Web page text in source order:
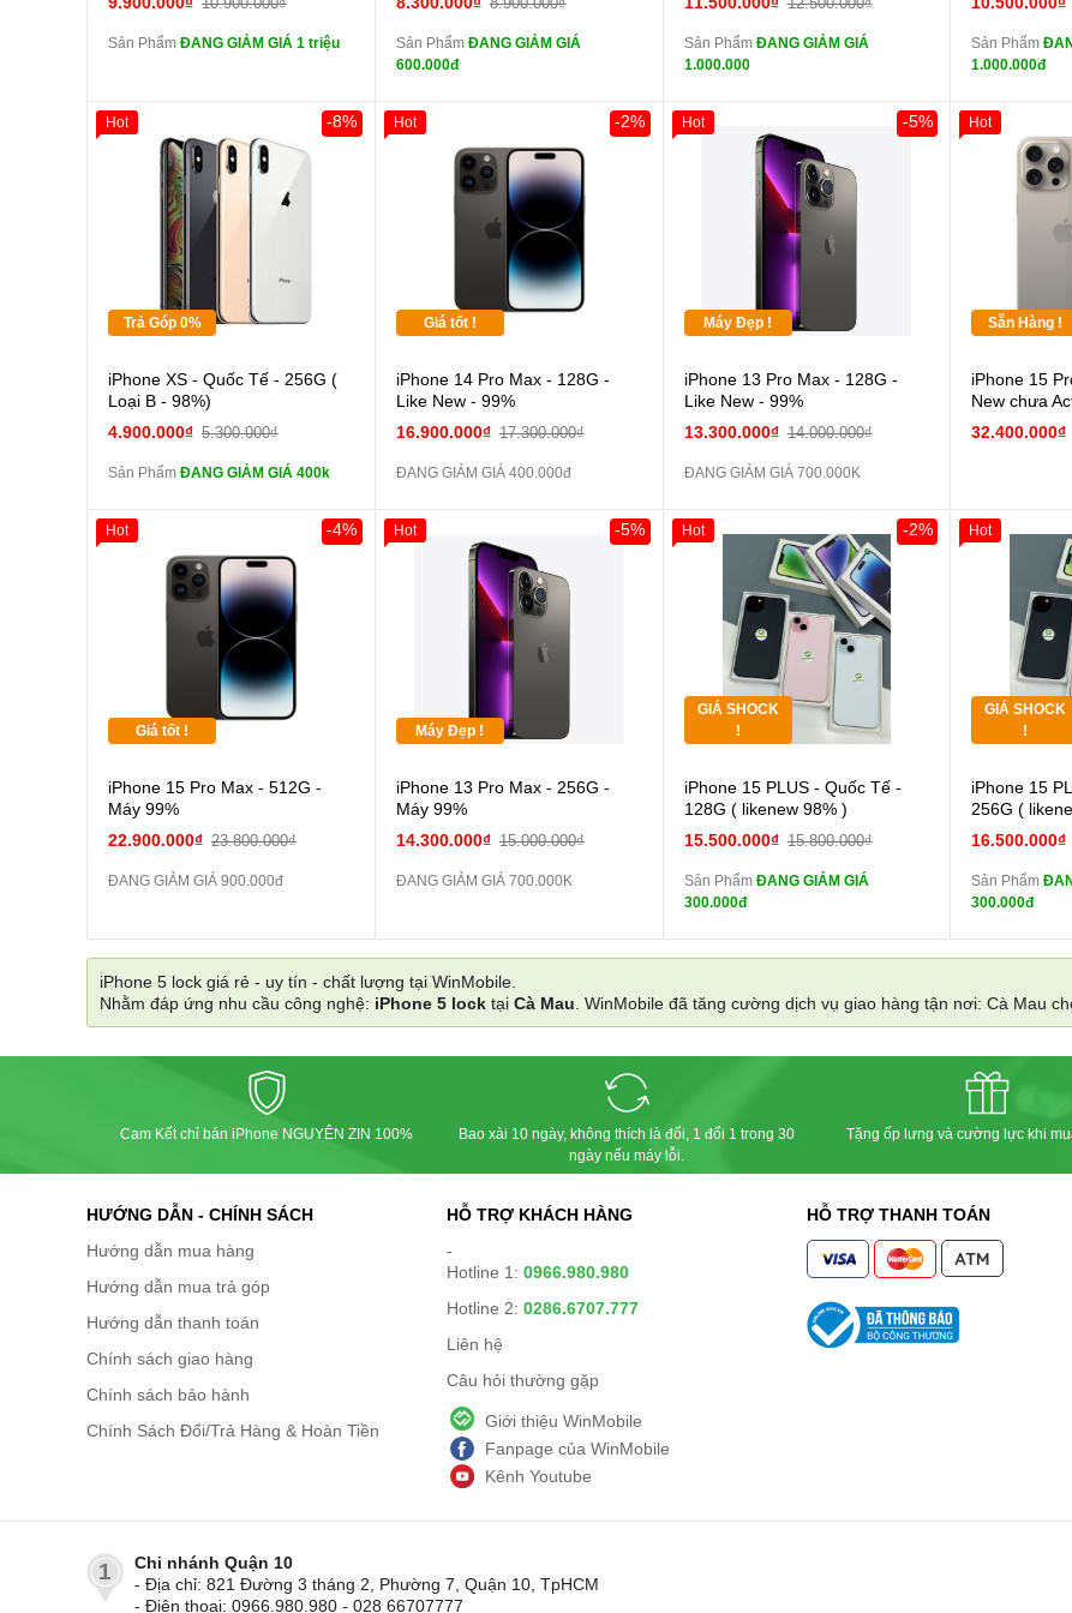
tai nghe iPhone X
Pin dự phòng và
các Phụ Kiện Khác
Sản Phẩm ĐANG GIẢM GIÁ 1 triệu
Pin dự phòng và
các Phụ Kiện Khác
Sản Phẩm ĐANG GIẢM GIÁ
600.000đ
Pin dự phòng và
các Phụ Kiện Khác
Sản Phẩm ĐANG GIẢM GIÁ
1.000.000
các Phụ
Sản Phẩm
1.000.000đ
Trả Góp 0%
Giảm 100.000đ
Khách Hàng
Thân Thiết
Tặng
Tặng
Cường lực 10D full
màn
tai nghe iPhone 6S
zin
Pin dự phòng và
các Phụ Kiện Khác
iPhone XS - Quốc Tế - 256G (
Loại B - 98%)
4.900.000₫ 5.300.000₫
-8%
Sản Phẩm ĐANG GIẢM GIÁ 400k
Hot
Giá tốt !
iPhone 14 Pro Max - 128G -
Like New - 99%
16.900.000₫ 17.300.000₫
-2%
ĐANG GIẢM GIÁ 400.000đ
Hot
Máy Đẹp !
iPhone 13 Pro Max - 128G -
Like New - 99%
13.300.000₫ 14.000.000₫
-5%
ĐANG GIẢM GIÁ 700.000K
Hot
Sẵn Hàng !
iPhone 15
New chưa
32.400.000₫
Hot
Giá tốt !
iPhone 15 Pro Max - 512G -
Máy 99%
22.900.000₫ 23.800.000₫
-4%
ĐANG GIẢM GIÁ 900.000đ
Hot
Máy Đẹp !
iPhone 13 Pro Max - 256G -
Máy 99%
14.300.000₫ 15.000.000₫
-5%
ĐANG GIẢM GIÁ 700.000K
Hot
GIÁ SHOCK
!
Giảm 100.000đ
Khách Hàng
Tặng
Cường lực 10D full
màn
tai nghe iPhone 6S
Pin dự phòng và
iPhone 15 PLUS - Quốc Tế -
128G ( likenew 98% )
15.500.000₫ 15.800.000₫
-2%
Sản Phẩm ĐANG GIẢM GIÁ
300.000đ
Hot
GIÁ SHOCK
!
Giảm
Tặng
màn
iPhone 15
256G (
16.500.000₫
Sản Phẩm
300.000đ
Hot
iPhone 5 lock giá rẻ - uy tín - chất lượng tại WinMobile.
Nhằm đáp ứng nhu cầu công nghệ: iPhone 5 lock tại Cà Mau . WinMobile đã tăng cường dịch vụ giao hàng tận nơi: Cà Mau
Cam Kết chỉ bán iPhone NGUYÊN ZIN 100%
Bao xài 10 ngày, không thích là đổi, 1 đổi 1 trong 30
ngày nếu máy lỗi.
Tặng ốp lưng và cường lực khi
HƯỚNG DẪN - CHÍNH SÁCH
Hướng dẫn mua hàng
Hướng dẫn mua trả góp
Hướng dẫn thanh toán
Chính sách giao hàng
Chính sách bảo hành
Chính Sách Đổi/Trả Hàng & Hoàn Tiền
HỖ TRỢ KHÁCH HÀNG
-
Hotline 1: 0966.980.980
Hotline 2: 0286.6707.777
Liên hệ
Câu hỏi thường gặp
Giới thiệu WinMobile
Fanpage của WinMobile
Kênh Youtube
HỖ TRỢ THANH TOÁN
1
Chi nhánh Quận 10
- Địa chỉ: 821 Đường 3 tháng 2, Phường 7, Quận 10, TpHCM
- Điện thoại: 0966.980.980 - 028 66707777